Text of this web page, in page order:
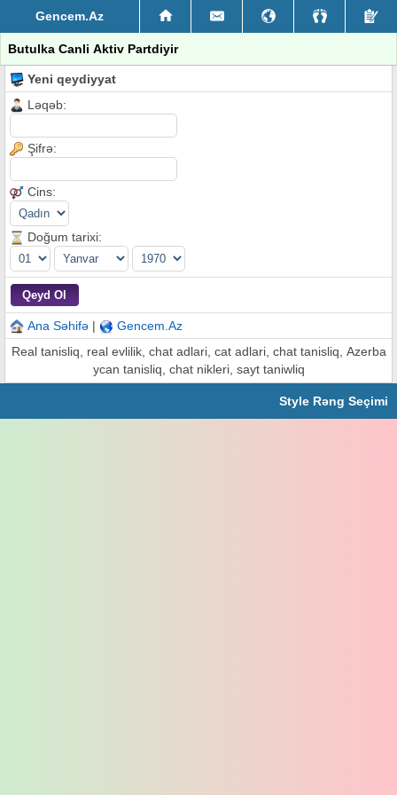
Gencem.Az
Butulka Canli Aktiv Partdiyir
Yeni qeydiyyat
Ləqəb:
Şifrə:
Cins:
Doğum tarixi:
Ana Səhifə |
Gencem.Az
Real tanisliq, real evlilik, chat adlari, cat adlari, chat tanisliq, Azerba
ycan tanisliq, chat nikleri, sayt taniwliq
Style Rəng Seçimi